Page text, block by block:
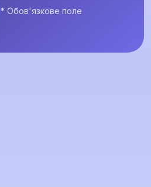
* Обов'язкове поле